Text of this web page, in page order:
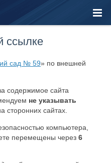
ссылке
сад № 59» по внешней
содержимое сайта
не указывать
сторонних сайтах.
компьютера,
перемещены через 6